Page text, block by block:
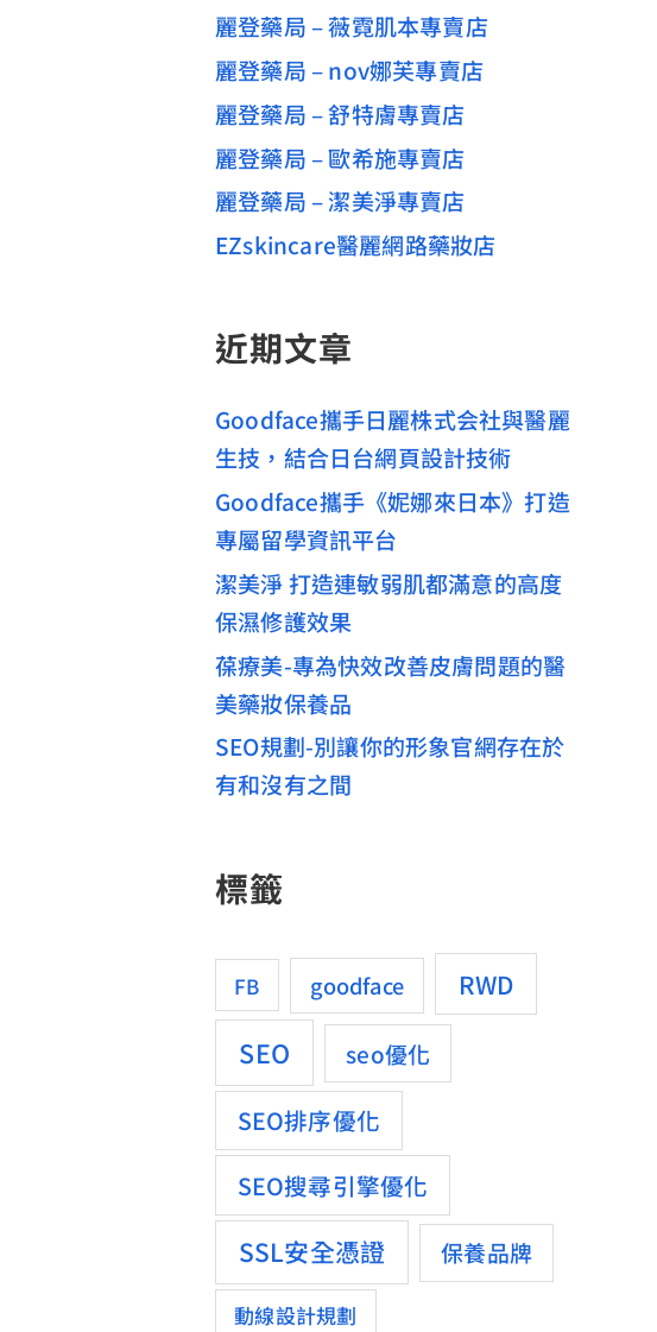
麗登藥局 – 薇霓肌本專賣店
麗登藥局 – nov娜芙專賣店
麗登藥局 – 舒特膚專賣店
麗登藥局 – 歐希施專賣店
麗登藥局 – 潔美淨專賣店
EZskincare醫麗網路藥妝店
近期文章
Goodface攜手日麗株式会社與醫麗
生技，結合日台網頁設計技術
Goodface攜手《妮娜來日本》打造
專屬留學資訊平台
潔美淨 打造連敏弱肌都滿意的高度
保濕修護效果
葆療美-專為快效改善皮膚問題的醫
美藥妝保養品
SEO規劃-別讓你的形象官網存在於
有和沒有之間
標籤
FB goodface RWD
SEO seo優化
SEO排序優化
SEO搜尋引擎優化
SSL安全憑證 保養品牌
動線設計規劃